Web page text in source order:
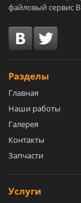
файловый сервис
Разделы
Главная
Наши работы
Галерея
Контакты
Запчасти
Услуги